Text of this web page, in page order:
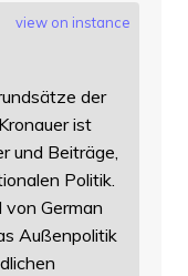
view on instance
der
ist
und Beiträge,
Politik.
German
Außenpolitik